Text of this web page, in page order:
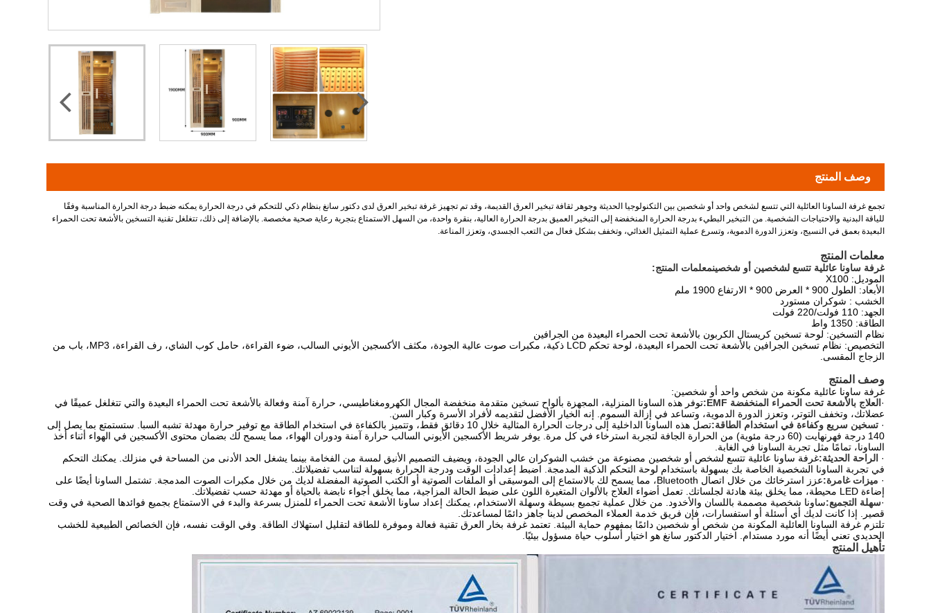
وصف المنتج
تجمع غرفة الساونا العائلية التي تتسع لشخص واحد أو شخصين بين التكنولوجيا الحديثة وجوهر ثقافة تبخير العرق القديمة، وقد تم تجهيز غرفة تبخير العرق لدى دكتور سانغ بنظام ذكي للتحكم في درجة الحرارة يمكنه ضبط درجة الحرارة المناسبة وفقًا
للياقة البدنية والاحتياجات الشخصية. من التبخير البطيء بدرجة الحرارة المنخفضة إلى التبخير العميق بدرجة الحرارة العالية، بنقرة واحدة، من السهل الاستمتاع بتجربة رعاية صحية مخصصة. بالإضافة إلى ذلك، تتغلغل تقنية التسخين بالأشعة تحت الحمراء
البعيدة بعمق في النسيج، وتعزز الدورة الدموية، وتسرع عملية التمثيل الغذائي، وتخفف بشكل فعال من التعب الجسدي، وتعزز المناعة.
معلمات المنتج
غرفة ساونا عائلية تتسع لشخصين أو شخصينمعلمات المنتج:
الموديل: X100
الأبعاد: الطول 900 * العرض 900 * الارتفاع 1900 ملم
الخشب : شوكران مستورد
الجهد: 110 فولت/220 فولت
الطاقة: 1350 واط
نظام التسخين: لوحة تسخين كريستال الكربون بالأشعة تحت الحمراء البعيدة من الجرافين
التخصيص: نظام تسخين الجرافين بالأشعة تحت الحمراء البعيدة، لوحة تحكم LCD ذكية، مكبرات صوت عالية الجودة، مكثف الأكسجين الأيوني السالب، ضوء القراءة، حامل كوب الشاي، رف القراءة، MP3، باب من
الزجاج المقسى.
وصف المنتج
غرفة ساونا عائلية مكونة من شخص واحد أو شخصين:
· العلاج بالأشعة تحت الحمراء المنخفضة EMF:
توفر هذه الساونا المنزلية، المجهزة بألواح تسخين متقدمة منخفضة المجال الكهرومغناطيسي، حرارة آمنة وفعالة بالأشعة تحت الحمراء البعيدة والتي تتغلغل عميقًا في
عضلاتك، وتخفف التوتر، وتعزز الدورة الدموية، وتساعد في إزالة السموم. إنه الخيار الأفضل لتقديمه لأفراد الأسرة وكبار السن.
·تسخين سريع وكفاءة في استخدام الطاقة:
تصل هذه الساونا الداخلية إلى درجات الحرارة المثالية خلال 10 دقائق فقط، وتتميز بالكفاءة في استخدام الطاقة مع توفير حرارة مهدئة تشبه السبا. ستستمتع بما يصل إلى
140 درجة فهرنهايت (60 درجة مئوية) من الحرارة الجافة لتجربة استرخاء في كل مرة. يوفر شريط الأكسجين الأيوني السالب حرارة آمنة ودوران الهواء، مما يسمح لك بضمان محتوى الأكسجين في الهواء أثناء أخذ
الساونا، تمامًا مثل تجربة الساونا في الغابة.
· الراحة الحديثة:غرفة ساونا عائلية تتسع لشخص أو شخصين مصنوعة من خشب الشوكران عالي الجودة، ويضيف التصميم الأنيق لمسة من الفخامة بينما يشغل الحد الأدنى من المساحة في منزلك. يمكنك التحكم
في تجربة الساونا الشخصية الخاصة بك بسهولة باستخدام لوحة التحكم الذكية المدمجة. اضبط إعدادات الوقت ودرجة الحرارة بسهولة لتناسب تفضيلاتك.
· ميزات غامرة:
عزز استرخائك من خلال اتصال Bluetooth، مما يسمح لك بالاستماع إلى الموسيقى أو الملفات الصوتية أو الكتب الصوتية المفضلة لديك من خلال مكبرات الصوت المدمجة. تشتمل الساونا أيضًا على
إضاءة LED محيطة، مما يخلق بيئة هادئة لجلساتك. تعمل أضواء العلاج بالألوان المتغيرة اللون على ضبط الحالة المزاجية، مما يخلق أجواء نابضة بالحياة أو مهدئة حسب تفضيلاتك.
·سهلة التجميع:ساونا شخصية مصممة باللسان والأخدود. من خلال عملية تجميع بسيطة وسهلة الاستخدام، يمكنك إعداد ساونا الأشعة تحت الحمراء للمنزل بسرعة والبدء في الاستمتاع بجميع فوائدها الصحية في وقت
قصير. إذا كانت لديك أي أسئلة أو استفسارات، فإن فريق خدمة العملاء المخصص لدينا جاهز دائمًا لمساعدتك.
تلتزم غرفة الساونا العائلية المكونة من شخص أو شخصين دائمًا بمفهوم حماية البيئة. تعتمد غرفة بخار العرق تقنية فعالة وموفرة للطاقة لتقليل استهلاك الطاقة. وفي الوقت نفسه، فإن الخصائص الطبيعية للخشب
الحديدي تعني أيضًا أنه مورد مستدام. اختيار الدكتور سانغ هو اختيار أسلوب حياة مسؤول بيئيًا.
تأهيل المنتج